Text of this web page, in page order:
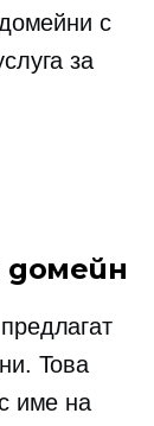
с
за
домейн
Това
име на